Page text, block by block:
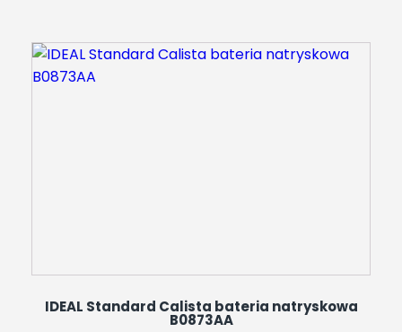
280,71 zł.184,63 zł.
IDEAL Standard Calista bateria natryskowa
B0873AA